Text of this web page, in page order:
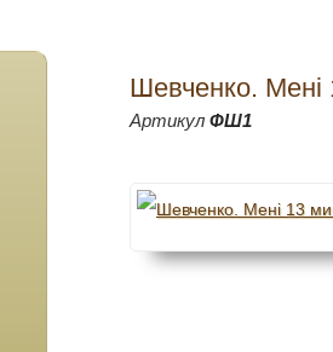
Шевченко. Мені
Артикул ФШ1